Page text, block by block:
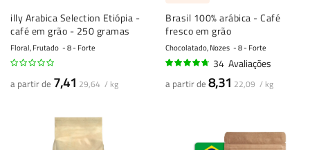
illy Arabica Selection Etiópia -
café em grão - 250 gramas
Floral, Frutado 8 - Forte
a partir de 7,41 29,64 / kg
Brasil 100% arábica - Café
fresco em grão
Chocolatado, Nozes 8 - Forte
34 Avaliações
a partir de 8,31 22,09 / kg